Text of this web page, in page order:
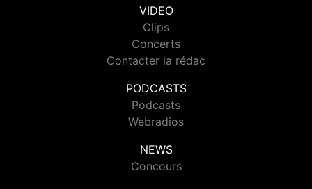
VIDEO
Clips
Concerts
Contacter la rédac
PODCASTS
Podcasts
Webradios
NEWS
Concours